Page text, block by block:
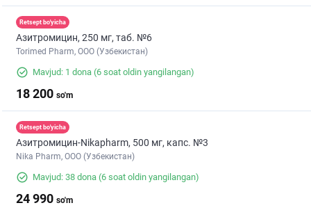
Retsept bo'yicha
Азитромицин, 250 мг, таб. №6
Torimed Pharm, OOO (Узбекистан)
Mavjud: 1 dona (6 soat oldin yangilangan)
18 200 so'm
Retsept bo'yicha
Азитромицин-Nikapharm, 500 мг, капс. №3
Nika Pharm, ООО (Узбекистан)
Mavjud: 38 dona (6 soat oldin yangilangan)
24 990 so'm